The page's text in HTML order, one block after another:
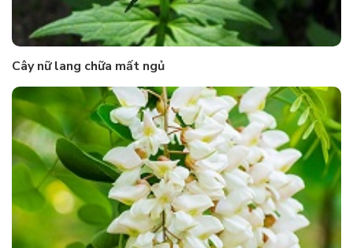
Cây nữ lang chữa mất ngủ